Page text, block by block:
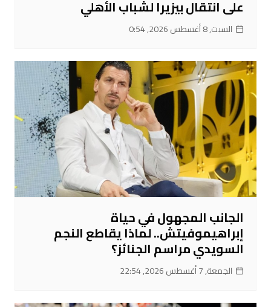
على انتقال بيزيرا لشباب الأهلي
السبت, 8 أغسطس 2026, 0:54
الجانب المجهول في حياة
إبراهيموفيتش.. لماذا يقاطع النجم
السويدي مراسم الجنائز؟
الجمعة, 7 أغسطس 2026, 22:54